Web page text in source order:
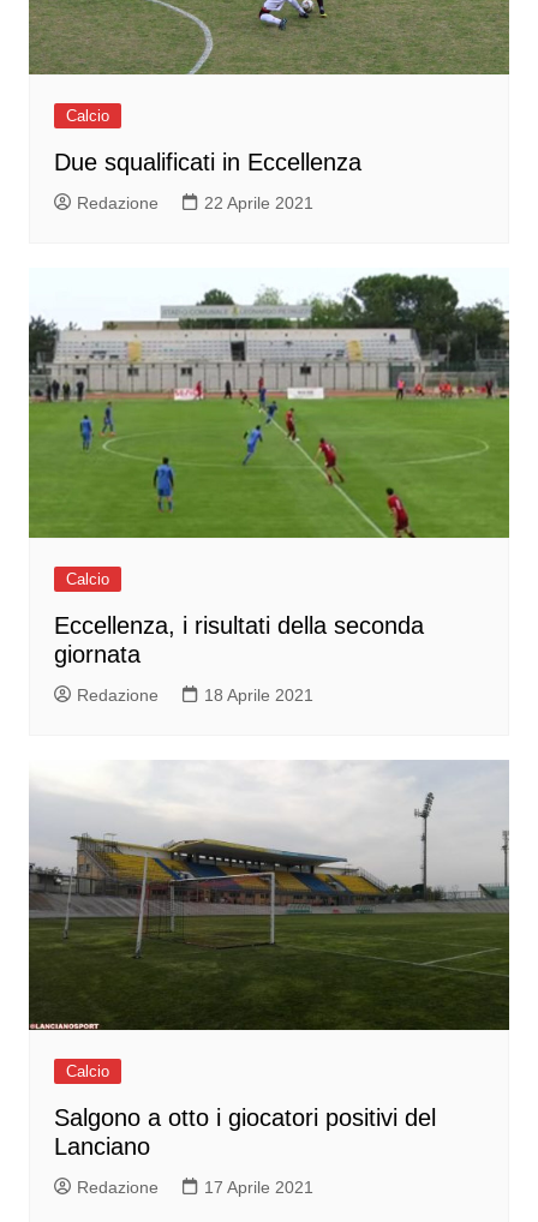
Calcio
Due squalificati in Eccellenza
Redazione 22 Aprile 2021
Calcio
Eccellenza, i risultati della seconda
giornata
Redazione 18 Aprile 2021
Calcio
Salgono a otto i giocatori positivi del
Lanciano
Redazione 17 Aprile 2021